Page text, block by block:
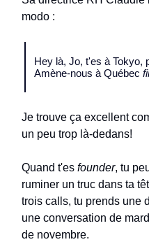
modo :
Hey là, Jo, t'es à Tokyo,
Amène-nous à Québec
Je trouve ça excellent
un peu trop là-dedans!
Quand t'es founder, tu
ruminer un truc dans ta
trois calls, tu prends une
une conversation de
de novembre.